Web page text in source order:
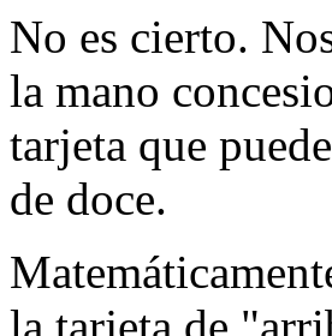
No es cierto.
la mano
tarjeta que
de doce.
la tarjeta de